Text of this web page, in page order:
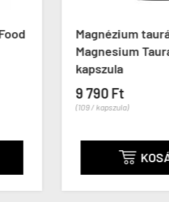
Magnézium taurát, Viridian
Magnesium Taurate, 90
KOSÁRBA